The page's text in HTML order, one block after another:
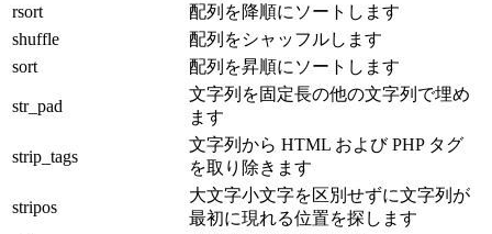
rsort
配列を降順にソートします
shuffle
配列をシャッフルします
sort
配列を昇順にソートします
str_pad
文字列を固定長の他の文字列で埋め
ます
strip_tags
文字列から HTML および PHP タグ
を取り除きます
stripos
大文字小文字を区別せずに文字列が
最初に現れる位置を探します